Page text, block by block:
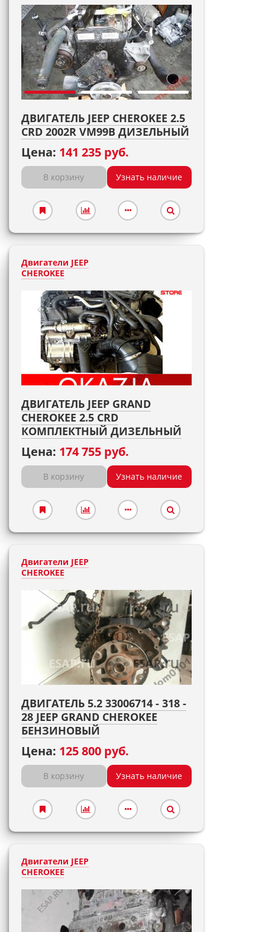
ДВИГАТЕЛЬ JEEP CHEROKEE 2.5
CRD 2002R VM99B ДИЗЕЛЬНЫЙ
Цена: 141 235 руб.
В корзину Узнать наличие
Двигатели JEEP
CHEROKEE
ДВИГАТЕЛЬ JEEP GRAND
CHEROKEE 2.5 CRD
КОМПЛЕКТНЫЙ ДИЗЕЛЬНЫЙ
Цена: 174 755 руб.
В корзину Узнать наличие
Двигатели JEEP
CHEROKEE
ДВИГАТЕЛЬ 5.2 33006714 - 318 -
28 JEEP GRAND CHEROKEE
БЕНЗИНОВЫЙ
Цена: 125 800 руб.
В корзину Узнать наличие
Двигатели JEEP
CHEROKEE